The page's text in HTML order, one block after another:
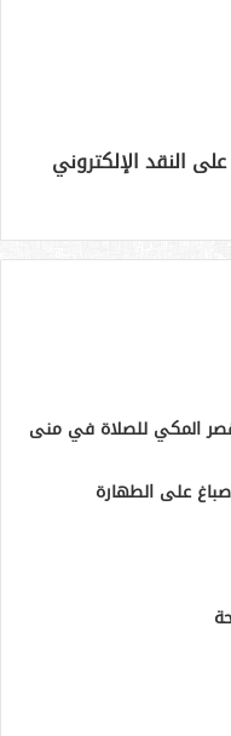
النقد الإلكتروني
المكي للصلاة في منى
على الطهارة